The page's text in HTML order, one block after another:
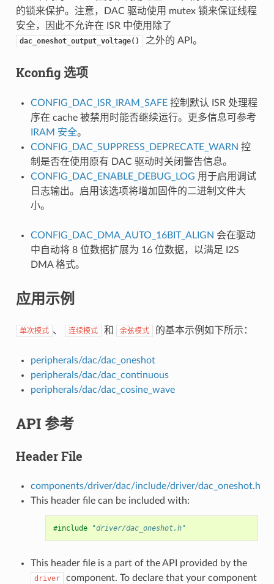
的锁来保护。注意，DAC 驱动使用 mutex 锁来保证线程
安全，因此不允许在 ISR 中使用除了
dac_oneshot_output_voltage() 之外的 API。
Kconfig 选项
CONFIG_DAC_ISR_IRAM_SAFE控制默认 ISR 处理程
序在 cache 被禁用时能否继续运行。更多信息可参考
IRAM 安全。
CONFIG_DAC_SUPPRESS_DEPRECATE_WARN 控
制是否在使用原有 DAC 驱动时关闭警告信息。
CONFIG_DAC_ENABLE_DEBUG_LOG 用于启用调试
日志输出。启用该选项将增加固件的二进制文件大
小。
CONFIG_DAC_DMA_AUTO_16BIT_ALIGN 会在驱动
中自动将 8 位数据扩展为 16 位数据，以满足 I2S
DMA 格式。
应用示例
单次模式 、 连续模式 和 余弦模式 的基本示例如下所示：
peripherals/dac/dac_oneshot
peripherals/dac/dac_continuous
peripherals/dac/dac_cosine_wave
API 参考
Header File
components/driver/dac/include/driver/dac_oneshot.h
This header file can be included with:
#include "driver/dac_oneshot.h"
This header file is a part of the API provided by the
driver
component. To declare that your component